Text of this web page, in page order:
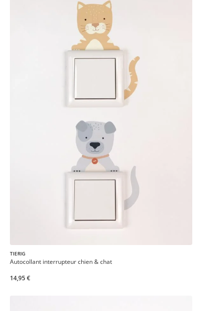
TIERIG
Autocollant interrupteur chien & chat
14,95 €